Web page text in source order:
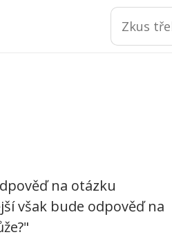
na otázku
však bude odpověď na